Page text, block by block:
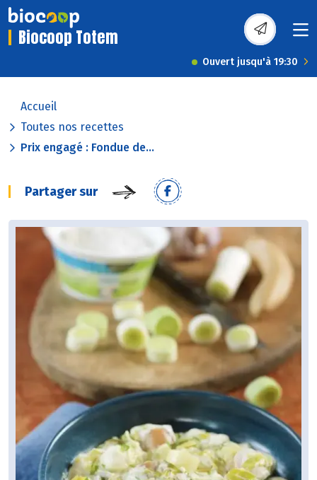
Biocoop Totem
Ouvert jusqu'à 19:30
Accueil
Toutes nos recettes
Prix engagé : Fondue de...
Partager sur